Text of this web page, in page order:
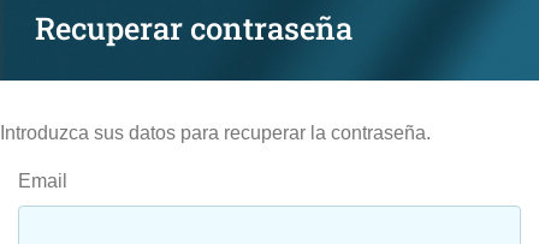
Recuperar contraseña
Introduzca sus datos para recuperar la contraseña.
Email